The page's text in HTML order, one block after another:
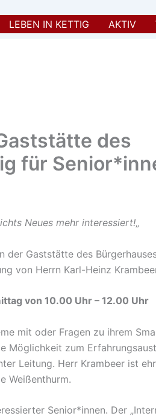
LEBEN IN KETTIG AKTIV
des
für
Neues mehr interessiert!„
der Gaststätte des
von Herrn Karl-Heinz
von 10.00 Uhr – 12.00 Uhr
mit oder Fragen zu ihrem
Möglichkeit zum
Leitung. Herr Krambeer ist
Weißenthurm.
Senior*innen. Der